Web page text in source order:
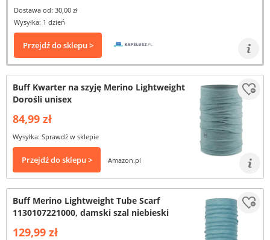
Dostawa od: 30,00 zł
Wysyłka: 1 dzień
Przejdź do sklepu >
Buff Kwarter na szyję Merino Lightweight
Dorośli unisex
84,99 zł
Wysyłka: Sprawdź w sklepie
Przejdź do sklepu > Amazon.pl
Buff Merino Lightweight Tube Scarf
1130107221000, damski szal niebieski
129,99 zł